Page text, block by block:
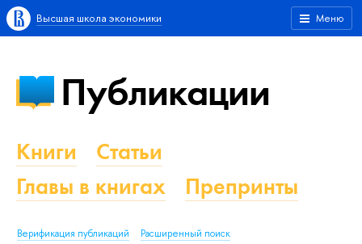
Меню
Высшая школа экономики
Публикации
Книги
Статьи
Главы в книгах
Препринты
Верификация публикаций
Расширенный поиск